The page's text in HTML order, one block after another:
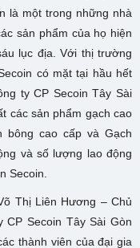
là một trong những nhà
sản phẩm của họ hiện
lục địa. Với thị trường
có mặt tại hầu hết
ty CP Secoin Tây Sài
các sản phẩm gạch cao
bông cao cấp và Gạch
và số lượng lao động
Secoin.
Thị Liên Hương – Chủ
CP Secoin Tây Sài Gòn
thành viên của đại gia